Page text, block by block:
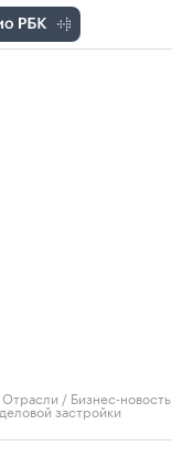
/ Бизнес-новость
застройки